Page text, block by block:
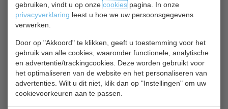
gebruiken, vindt u op onzecookiespagina. In onze
privacyverklaring leest u hoe we uw persoonsgegevens
verwerken.
Door op "Akkoord" te klikken, geeft u toestemming voor het
gebruik van alle cookies, waaronder functionele, analytische
en advertentie/trackingcookies. Deze worden gebruikt voor
het optimaliseren van de website en het personaliseren van
advertenties. Wilt u dit niet, klik dan op "Instellingen" om uw
cookievoorkeuren aan te passen.
Zwart | Inhoud 417 Liter
€ 1137,00
€ 921,00
Koelkist / koelkoffer bekijken
Tefcold KBAK 104+